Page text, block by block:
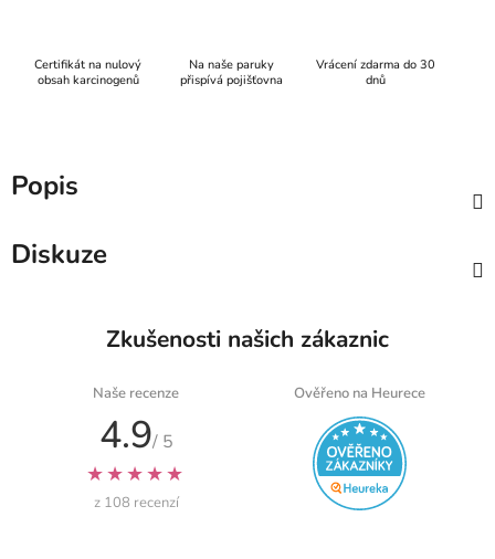
Certifikát na nulový
obsah karcinogenů
Na naše paruky
přispívá pojišťovna
Vrácení zdarma do 30
dnů
Popis
Diskuze
Zkušenosti našich zákaznic
Naše recenze
4.9/ 5
★★★★★
z 108 recenzí
Ověřeno na Heurece